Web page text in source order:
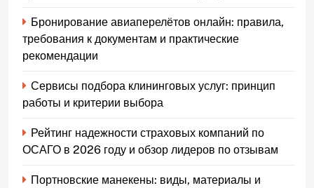
Бронирование авиаперелётов онлайн: правила,
требования к документам и практические
рекомендации
Сервисы подбора клининговых услуг: принцип
работы и критерии выбора
Рейтинг надежности страховых компаний по
ОСАГО в 2026 году и обзор лидеров по отзывам
Портновские манекены: виды, материалы и